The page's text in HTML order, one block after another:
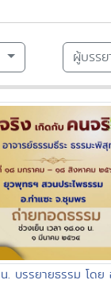
ผู้บรร
บรรยายธรรม โดย